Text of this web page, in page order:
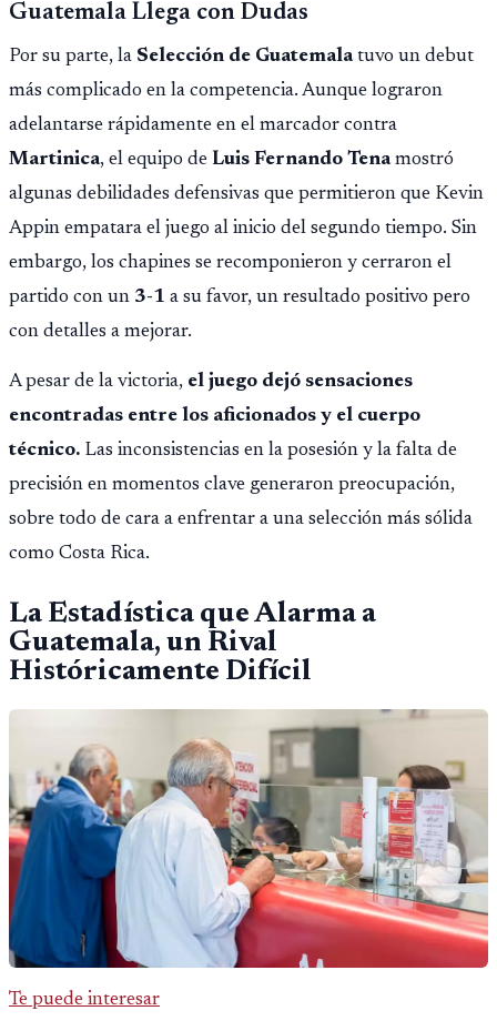
Guatemala Llega con Dudas
Por su parte, la Selección de Guatemalatuvo un debut
más complicado en la competencia. Aunque lograron
adelantarse rápidamente en el marcador contra
Martinica, el equipo de Luis Fernando Tenamostró
algunas debilidades defensivas que permitieron que Kevin
Appin empatara el juego al inicio del segundo tiempo. Sin
embargo, los chapines se recomponieron y cerraron el
partido con un 3-1 a su favor, un resultado positivo pero
con detalles a mejorar.
A pesar de la victoria, el juego dejó sensaciones
encontradas entre los aficionados y el cuerpo
técnico. Las inconsistencias en la posesión y la falta de
precisión en momentos clave generaron preocupación,
sobre todo de cara a enfrentar a una selección más sólida
como Costa Rica.
La Estadística que Alarma a
Guatemala, un Rival
Históricamente Difícil
Te puede interesar